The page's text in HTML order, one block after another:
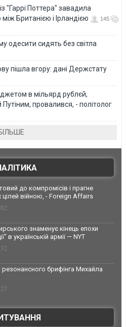
"Гаррі Поттера" завадила
Британією і Ірландією
145
одесити сидять без світла
пішла вгору: дані Держстату
в мільярд рублєй,
провалився, - політолог
до компромісів і прагне
цілей війною, - Foreign Affairs
знаменує кінець епохи
в українській армії — NYT
брифінга Михайла